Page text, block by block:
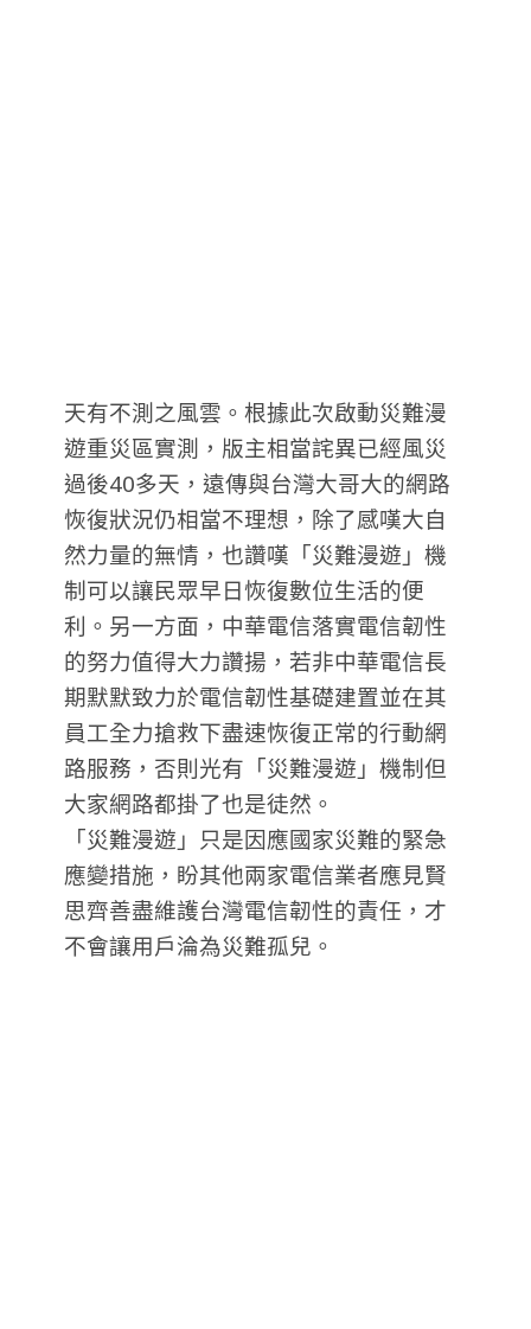
天有不測之風雲。根據此次啟動災難漫
遊重災區實測，版主相當詫異已經風災
過後40多天，遠傳與台灣大哥大的網路
恢復狀況仍相當不理想，除了感嘆大自
然力量的無情，也讚嘆「災難漫遊」機
制可以讓民眾早日恢復數位生活的便
利。另一方面，中華電信落實電信韌性
的努力值得大力讚揚，若非中華電信長
期默默致力於電信韌性基礎建置並在其
員工全力搶救下盡速恢復正常的行動網
路服務，否則光有「災難漫遊」機制但
大家網路都掛了也是徒然。
「災難漫遊」只是因應國家災難的緊急
應變措施，盼其他兩家電信業者應見賢
思齊善盡維護台灣電信韌性的責任，才
不會讓用戶淪為災難孤兒。